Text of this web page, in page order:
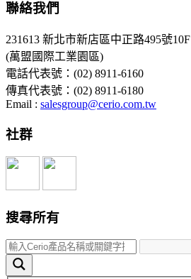
聯絡我們
231613 新北市新店區中正路495號10F
(萬盟國際工業園區)
電話代表號：(02) 8911-6160
傳真代表號：(02) 8911-6180
Email : salesgroup@cerio.com.tw
社群
搜尋所有